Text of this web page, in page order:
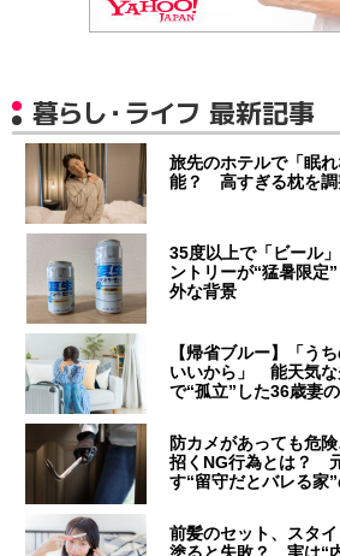
暮らし・ライフ 最新記事
旅先のホテルで「眠
能？ 高すぎる枕を調
35度以上で「ビール
ントリーが“猛暑限定
外な背景
【帰省ブルー】「う
いいから」 能天気
で“孤立”した36歳妻
防カメがあっても危
招くNG行為とは？
す“留守だとバレる家
前髪のセット、スタ